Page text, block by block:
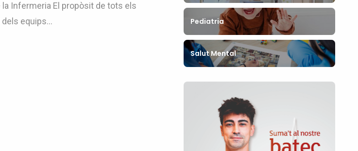
la Infermeria El propòsit de tots els
equips...
Pediatria
Salut Mental